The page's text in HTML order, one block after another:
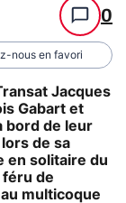
0
nous en favori
Jacques
Gabart et
bord de leur
de sa
en solitaire du
féru de
multicoque